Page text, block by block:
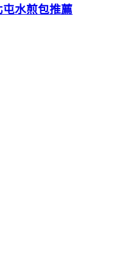
水煎包推薦